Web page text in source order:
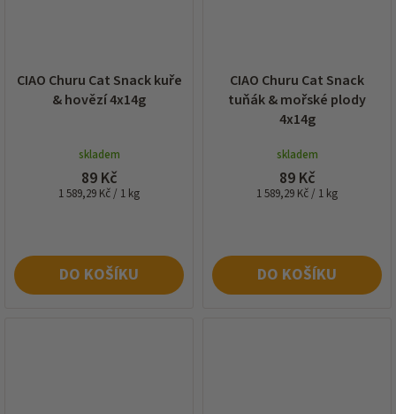
CIAO Churu Cat Snack kuře
& hovězí 4x14g
skladem
89 Kč
Měrná
1 589,29 Kč / 1 kg
DO KOŠÍKU
CIAO Churu Cat Snack
tuňák & mořské plody
4x14g
skladem
89 Kč
Měrná
1 589,29 Kč / 1 kg
DO KOŠÍKU